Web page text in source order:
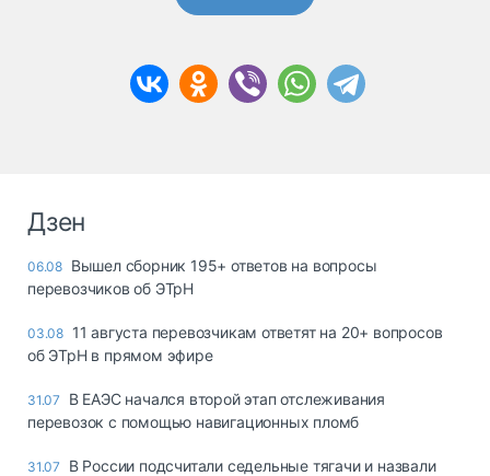
Дзен
06.08 Вышел сборник 195+ ответов на вопросы
перевозчиков об ЭТрН
03.08 11 августа перевозчикам ответят на 20+ вопросов
об ЭТрН в прямом эфире
31.07
В ЕАЭС начался второй этап отслеживания
перевозок с помощью навигационных пломб
31.07
В России подсчитали седельные тягачи и назвали